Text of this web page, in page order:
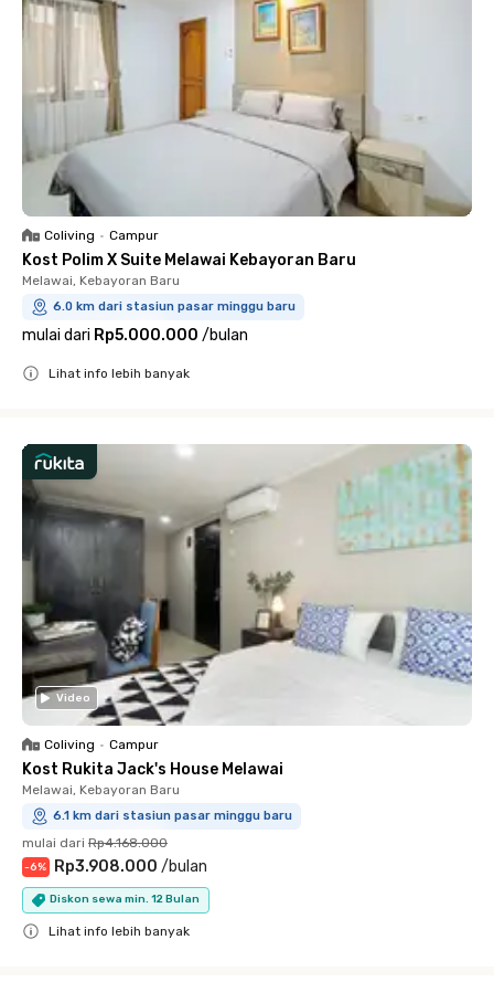
Coliving • Campur
Kost Polim X Suite Melawai Kebayoran Baru
Melawai, Kebayoran Baru
6.0 km dari stasiun pasar minggu baru
mulai dari Rp5.000.000 /bulan
Lihat info lebih banyak
Video
Coliving • Campur
Kost Rukita Jack's House Melawai
Melawai, Kebayoran Baru
6.1 km dari stasiun pasar minggu baru
mulai dari Rp4.168.000
-6% Rp3.908.000 /bulan
Diskon sewa min. 12 Bulan
Lihat info lebih banyak